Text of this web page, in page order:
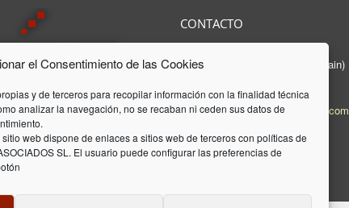
el Consentimiento de las Cookies
y de terceros para recopilar información con la finalidad técnica
analizar la navegación, no se recaban ni ceden sus datos de
web dispone de enlaces a sitios web de terceros con políticas de
SL. El usuario puede configurar las preferencias de
SL es una
Laboral, que acumula
de 20 años en el
y de gestión de
CONTACTO
08208 Sabadell - Barcelona (Spain)
Fax:93 745 15 35
E-mail:mail@luquez-associats.com